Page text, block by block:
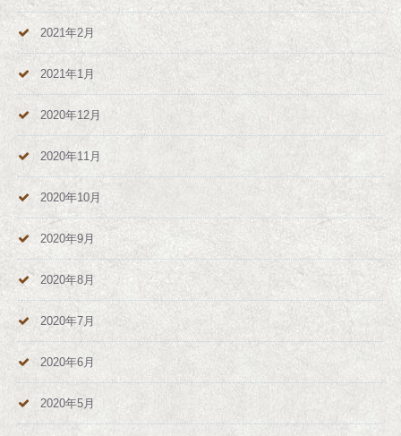
2021年2月
2021年1月
2020年12月
2020年11月
2020年10月
2020年9月
2020年8月
2020年7月
2020年6月
2020年5月